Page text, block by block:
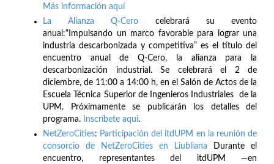
Más información aquí
La Alianza Q-Cero celebrará su evento
anual:“Impulsando un marco favorable para lograr una
industria descarbonizada y competitiva” es el título del
encuentro anual de Q-Cero, la alianza para la
descarbonización industrial. Se celebrará el 2 de
diciembre, de 11:00 a 14:00 h, en el Salón de Actos de la
Escuela Técnica Superior de Ingenieros Industriales de la
UPM. Próximamente se publicarán los detalles del
programa.
Inscríbete aquí.
NetZeroCities: Participación del itdUPM en la reunión de
consorcio de NetZeroCities en Liubliana Durante el
encuentro, representantes del itdUPM —en